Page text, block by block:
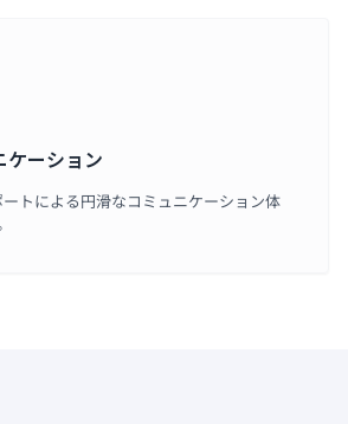
ケーション
トによる円滑なコミュニケーション体